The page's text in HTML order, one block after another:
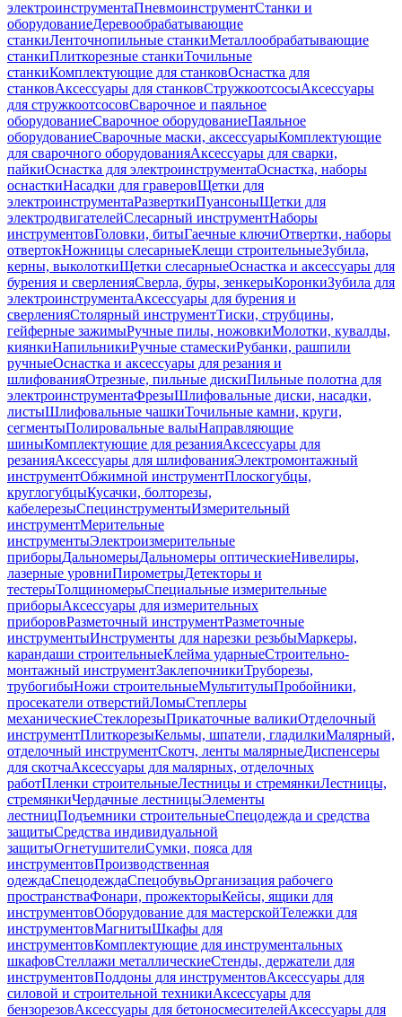
электроинструментаПневмоинструментСтанки и
оборудованиеДеревообрабатывающие
станкиЛенточнопильные станкиМеталлообрабатывающие
станкиПлиткорезные станкиТочильные
станкиКомплектующие для станковОснастка для
станковАксессуары для станковСтружкоотсосыАксессуары
для стружкоотсосовСварочное и паяльное
оборудованиеСварочное оборудованиеПаяльное
оборудованиеСварочные маски, аксессуарыКомплектующие
для сварочного оборудованияАксессуары для сварки,
пайкиОснастка для электроинструментаОснастка, наборы
оснасткиНасадки для граверовЩетки для
электроинструментаРазверткиПуансоныЩетки для
электродвигателейСлесарный инструментНаборы
инструментовГоловки, битыГаечные ключиОтвертки, наборы
отвертокНожницы слесарныеКлещи строительныеЗубила,
керны, выколоткиЩетки слесарныеОснастка и аксессуары для
бурения и сверленияСверла, буры, зенкерыКоронкиЗубила для
электроинструментаАксессуары для бурения и
сверленияСтолярный инструментТиски, струбцины,
гейферные зажимыРучные пилы, ножовкиМолотки, кувалды,
киянкиНапильникиРучные стамескиРубанки, рашпили
ручныеОснастка и аксессуары для резания и
шлифованияОтрезные, пильные дискиПильные полотна для
электроинструментаФрезыШлифовальные диски, насадки,
листыШлифовальные чашкиТочильные камни, круги,
сегментыПолировальные валыНаправляющие
шиныКомплектующие для резанияАксессуары для
резанияАксессуары для шлифованияЭлектромонтажный
инструментОбжимной инструментПлоскогубцы,
круглогубцыКусачки, болторезы,
кабелерезыСпецинструментыИзмерительный
инструментМерительные
инструментыЭлектроизмерительные
приборыДальномерыДальномеры оптическиеНивелиры,
лазерные уровниПирометрыДетекторы и
тестерыТолщиномерыСпециальные измерительные
приборыАксессуары для измерительных
приборовРазметочный инструментРазметочные
инструментыИнструменты для нарезки резьбыМаркеры,
карандаши строительныеКлейма ударныеСтроительно-
монтажный инструментЗаклепочникиТруборезы,
трубогибыНожи строительныеМультитулыПробойники,
просекатели отверстийЛомыСтеплеры
механическиеСтеклорезыПрикаточные валикиОтделочный
инструментПлиткорезыКельмы, шпатели, гладилкиМалярный,
отделочный инструментСкотч, ленты малярныеДиспенсеры
для скотчаАксессуары для малярных, отделочных
работПленки строительныеЛестницы и стремянкиЛестницы,
стремянкиЧердачные лестницыЭлементы
лестницПодъемники строительныеСпецодежда и средства
защитыСредства индивидуальной
защитыОгнетушителиСумки, пояса для
инструментовПроизводственная
одеждаСпецодеждаСпецобувьОрганизация рабочего
пространстваФонари, прожекторыКейсы, ящики для
инструментовОборудование для мастерскойТележки для
инструментовМагнитыШкафы для
инструментовКомплектующие для инструментальных
шкафовСтеллажи металлическиеСтенды, держатели для
инструментовПоддоны для инструментовАксессуары для
силовой и строительной техникиАксессуары для
бензорезовАксессуары для бетоносмесителейАксессуары для